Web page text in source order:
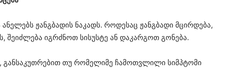
ჟანგბადის ნაკადს. როდესაც ჟანგბადი მცირდება,
შეიძლება იგრძნოთ სისუსტე ან დაკარგოთ გონება.
განსაკუთრებით თუ რომელიმე ჩამოთვლილი სიმპტომი